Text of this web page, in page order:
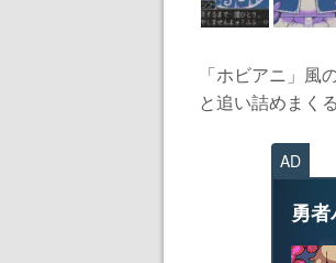
「ホビアニ」風
と追い詰めまく
AD
勇